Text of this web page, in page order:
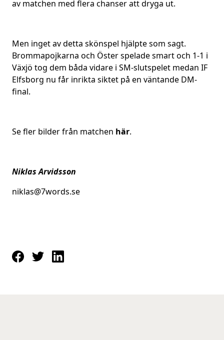
av matchen med flera chanser att dryga ut.
Men inget av detta skönspel hjälpte som sagt.
Brommapojkarna och Öster spelade smart och 1-1 i
Växjö tog dem båda vidare i SM-slutspelet medan IF
Elfsborg nu får inrikta siktet på en väntande DM-
final.
Se fler bilder från matchen här.
Niklas Arvidsson
niklas@7words.se